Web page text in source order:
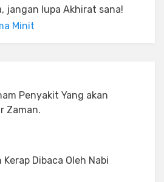
jangan lupa Akhirat sana!
Minit
Penyakit Yang akan
Zaman.
Dibaca Oleh Nabi